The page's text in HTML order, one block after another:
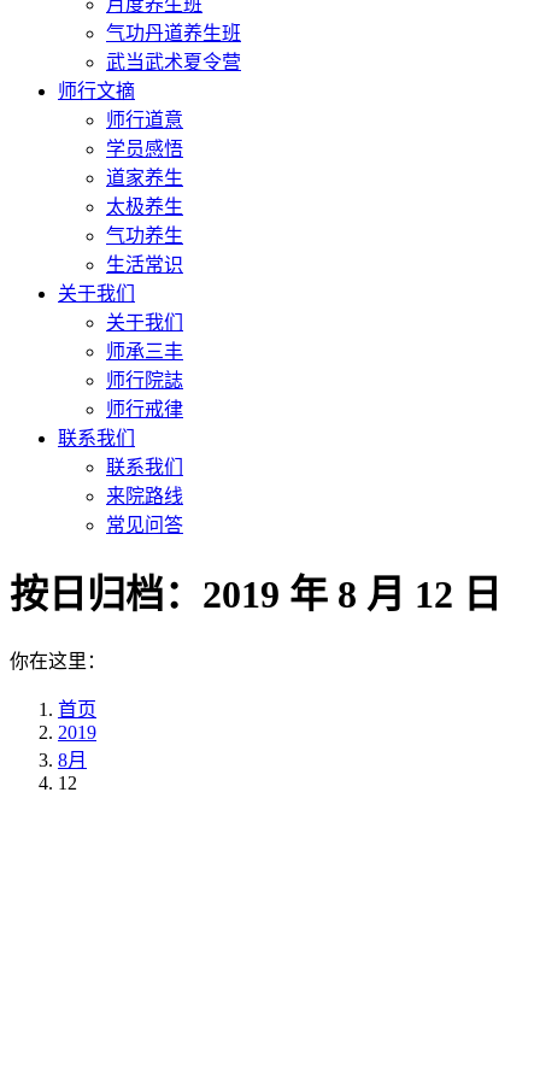
月度养生班
气功丹道养生班
武当武术夏令营
师行文摘
师行道意
学员感悟
道家养生
太极养生
气功养生
生活常识
关于我们
关于我们
师承三丰
师行院誌
师行戒律
联系我们
联系我们
来院路线
常见问答
按日归档： 2019 年 8 月 12 日
你在这里：
首页
2019
8月
12